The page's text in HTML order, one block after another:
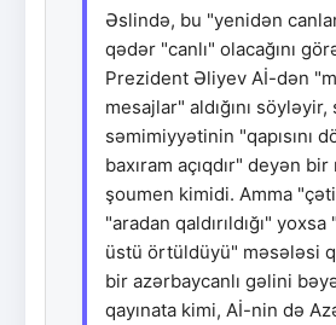
Əslində, bu "yenidən
qədər "canlı" olacağını
Prezident Əliyev Aİ-dən
mesajlar" aldığını
səmimiyyətinin "qapısını
baxıram açıqdır" deyən
şoumen kimidi. Amma
"aradan qaldırıldığı"
üstü örtüldüyü" məsələsi
bir azərbaycanlı gəlini
qayınata kimi, Aİ-nin də